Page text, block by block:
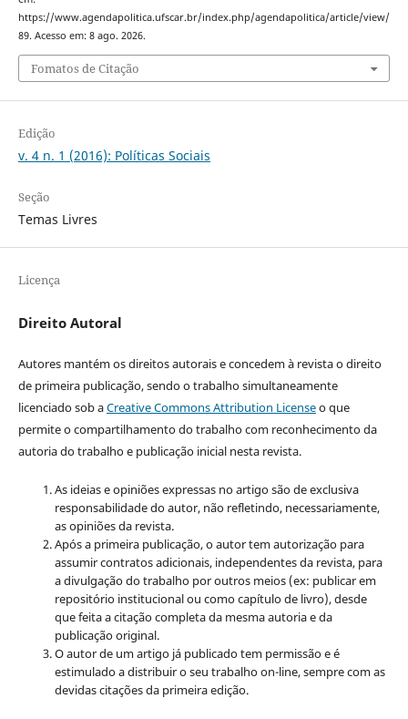
https://www.agendapolitica.ufscar.br/index.php/agendapolitica/article/view/
89. Acesso em: 8 ago. 2026.
Fomatos de Citação
Edição
v. 4 n. 1 (2016): Políticas Sociais
Seção
Temas Livres
Licença
Direito Autoral
Autores mantém os direitos autorais e concedem à revista o direito
de primeira publicação, sendo o trabalho simultaneamente
licenciado sob aCreative Commons Attribution Licenseo que
permite o compartilhamento do trabalho com reconhecimento da
autoria do trabalho e publicação inicial nesta revista.
As ideias e opiniões expressas no artigo são de exclusiva
responsabilidade do autor, não refletindo, necessariamente,
as opiniões da revista.
Após a primeira publicação, o autor tem autorização para
assumir contratos adicionais, independentes da revista, para
a divulgação do trabalho por outros meios (ex: publicar em
repositório institucional ou como capítulo de livro), desde
que feita a citação completa da mesma autoria e da
publicação original.
O autor de um artigo já publicado tem permissão e é
estimulado a distribuir o seu trabalho on-line, sempre com as
devidas citações da primeira edição.